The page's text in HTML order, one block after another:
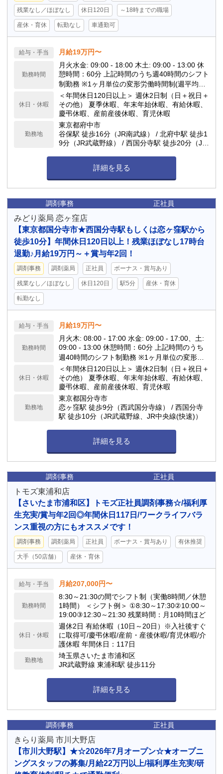
残業なし／ほぼなし 休日120日 ～18時までの職場
産休・育休 転勤なし 車通勤可
給与・手当 月給19万円〜
勤務時間
月火水金: 09:00 - 18:00 木土: 09:00 - 13:00 休
憩時間：60分 上記時間のうち週40時間のシフト
制勤務 ※1ヶ月単位の変形労働時間制(週平均40
時間以内) 時間外労働：有（あっても月10時間
以内です！） 基本はサクッと定時退社できる日
も多いので、仕事終わりの予定も立てやすい環
境です。
休日・休暇
＜年間休日120日以上＞ 週休2日制（日＋祝日＋
その他） 夏季休暇、年末年始休暇、有給休暇、
慶弔休暇、産前産後休暇、育児休暇
勤務地
東京都府中市
谷保駅 徒歩16分（JR南武線） / 北府中駅 徒歩1
9分（JR武蔵野線） / 西国分寺駅 徒歩20分（JR
詳細を見る
調剤事務 正社員
みどり薬局 恋ヶ窪店
【東京都国分寺市★西国分寺駅もしくは恋ヶ窪駅から
徒歩10分】年間休日120日以上！残業ほぼなし17時台
退勤♪月給19万円～＋賞与年2回！
調剤事務 調剤薬局 正社員 ボーナス・賞与あり
残業なし／ほぼなし 休日120日 駅5分 産休・育休
転勤なし
給与・手当 月給19万円〜
勤務時間
月火木: 08:00 - 17:00 水金: 09:00 - 17:00、土:
09:00 - 13:00 休憩時間：60分 上記時間のうち
週40時間のシフト制勤務 ※1ヶ月単位の変形労
働時間制(週平均40時間以内) 時間外労働：有
（あっても月10時間以内です！） 基本はサクッ
と定時退社できる日も多いので、仕事終わりの
予定も立てやすい環境です。
休日・休暇
＜年間休日120日以上＞ 週休2日制（日＋祝日＋
その他） 夏季休暇、年末年始休暇、有給休暇、
慶弔休暇、産前産後休暇、育児休暇
勤務地
東京都国分寺市
恋ヶ窪駅 徒歩9分（西武国分寺線） / 西国分寺
駅 徒歩10分（JR武蔵野線、JR中央線(快速)）
詳細を見る
調剤事務 正社員
トモズ東浦和店
【さいたま市浦和区】トモズ正社員調剤事務☆/福利厚
生充実/賞与年2回◎年間休日117日/ワークライフバラ
ンス重視の方にもオススメです！
調剤事務 調剤薬局 正社員 ボーナス・賞与あり 有休推奨
大手（50店舗） 産休・育休
給与・手当 月給207,000円〜
勤務時間
8:30～21:30の間でシフト制（実働8時間／休憩
1時間） ＜シフト例＞ ①8:30～17:30②10:00～
19:00③12:30～21:30 残業時間：月10時間ほど
休日・休暇
週休2日 有給休暇（10日～20日）※入社後すぐ
に取得可/慶弔休暇/産前・産後休暇/育児休暇/介
護休暇 年間休日：117日
勤務地
埼玉県さいたま市浦和区
JR武蔵野線 東浦和駅 徒歩11分
詳細を見る
調剤事務 正社員
きらり薬局 市川大野店
【市川大野駅】★☆2026年7月オープン☆★オープニ
ングスタッフの募集/月給22万円以上/福利厚生充実/研